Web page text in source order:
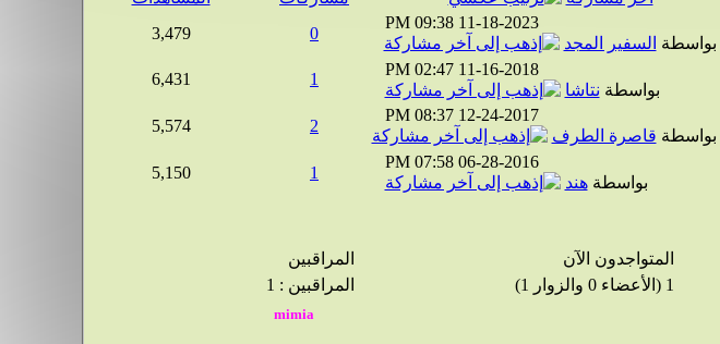
11-18-2023
09:38 PM
بواسطة السفير المجد
0
3,479
11-16-2018
02:47 PM
بواسطة نتاشا
1
6,431
12-24-2017
08:37 PM
بواسطة قاصرة الطرف
2
5,574
06-28-2016
07:58 PM
بواسطةهند
1
5,150
المتواجدون الآن
المراقبين
1 (الأعضاء 0 والزوار 1)
المراقبين : 1